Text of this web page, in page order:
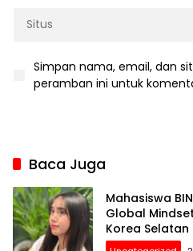
Simpan nama, email, dan
peramban ini untuk
Baca Juga
Mahasiswa
Global
Korea Selatan